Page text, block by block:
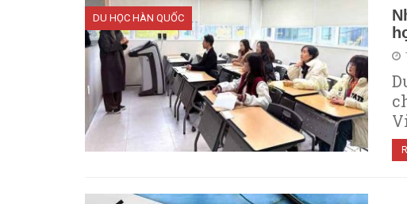
DU HỌC HÀN QUỐC